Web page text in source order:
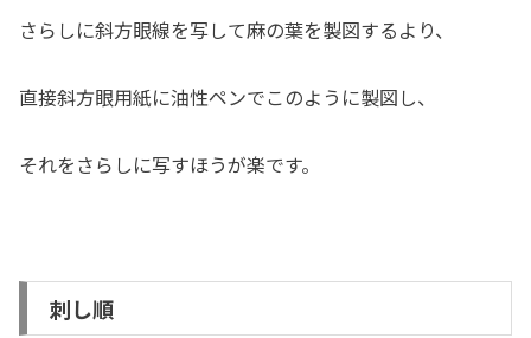
さらしに斜方眼線を写して麻の葉を製図するより、
直接斜方眼用紙に油性ペンでこのように製図し、
それをさらしに写すほうが楽です。
刺し順